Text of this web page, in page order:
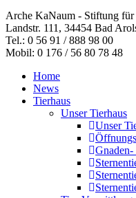
new
window
new
window
new
window
in
new
window
Arche KaNaum - Stiftung für
Landstr. 111, 34454 Bad
Tel.: 0 56 91 / 888 98 00
Mobil: 0 176 / 56 80 78 48
Home
News
Tierhaus
Unser Tierhaus
Unser